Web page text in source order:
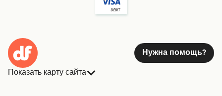
Нужна помощь?
Показать карту сайта